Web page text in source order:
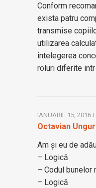
Conform
exista patru
transmise
utilizarea
intelegerea
roluri diferite
Octavian
IANUARIE 15, 2016
Am și eu de
– Logică
– Codul bunelor
– Logică